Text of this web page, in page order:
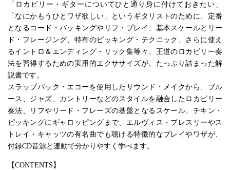
「ロカビリー・ギターについてひと通り身に付けておきたい」
「なにかもうひとワザ欲しい」というギタリストのために、定番
となるコード・バッキングやリフ・プレイ、基本スケールとリー
ド・フレージング、特有のピッキング・テクニック、さらに使え
るイントロ＆エンディング・リック集等々、王道のロカビリー奏
法を習得するための実用的エクササイズが、たっぷり詰まった解
説書です。
スラップバック・エコーを使用したサウンド・メイクから、ブル
ース、ジャズ、カントリーなどのスタイルを融合したロカビリー
奏法、リフやリード・フレーズの基盤となるスケール、チキン・
ピッキングにギャロッピングまで、エルヴィス・プレスリーやス
トレイ・キャッツの有名曲でも聴ける特徴的なプレイやワザが、
付録CD音源と連動で分かりやすく学べます。
【CONTENTS】